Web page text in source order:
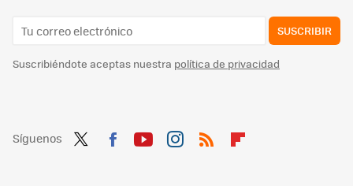
SUSCRIBIR
Suscribiéndote aceptas nuestra política de privacidad
Síguenos